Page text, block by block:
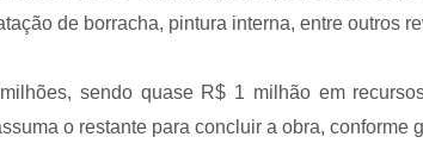
de borracha, pintura interna, entre outros
sendo quase R$ 1 milhão em
o restante para concluir a obra,